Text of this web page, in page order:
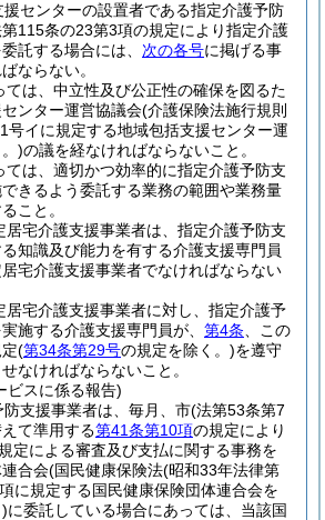
援センターの設置者である指定介護予防
115条の23第3項の規定により指定介護
託する場合には、 次の各号に掲げる事
ならない。
ては、中立性及び公正性の確保を図るた
ンター運営協議会(介護保険法施行規則
号イに規定する地域包括支援センター運
)の議を経なければならないこと。
ては、適切かつ効率的に指定介護予防支
きるよう委託する業務の範囲や業務量
こと。
居宅介護支援事業者は、指定介護予防支
知識及び能力を有する介護支援専門員
宅介護支援事業者でなければならない
居宅介護支援事業者に対し、指定介護予
施する介護支援専門員が、 第4条 、この
(第34条第29号の規定を除く。)を遵守
なければならないこと。
ビスに係る報告)
防支援事業者は、毎月、市(法第53条第7
て準用する第41条第10項の規定により
定による審査及び支払に関する事務を
合会(国民健康保険法(昭和33年法律第
に規定する国民健康保険団体連合会を
に委託している場合にあっては、当該国